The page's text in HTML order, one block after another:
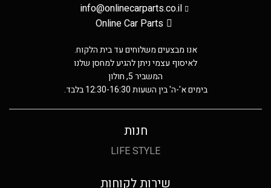
info@onlinecarparts.co.il
Online Car Parts
אנו מבצעים משלוחים עד בית הלקוח.
לאיסוף עצמי ניתן להגיע למחסן שלנו
המשביר 5, חולון
בימים א'-ה' בין השעות 12:30-16:30 בלבד.
חנות
LIFE STYLE
שירות לקוחות